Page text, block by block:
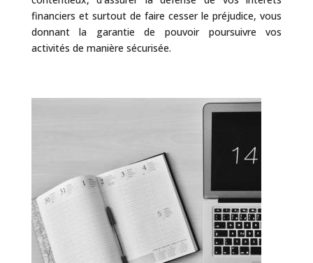
financiers et surtout de faire cesser le préjudice, vous
donnant la garantie de pouvoir poursuivre vos
activités de manière sécurisée.